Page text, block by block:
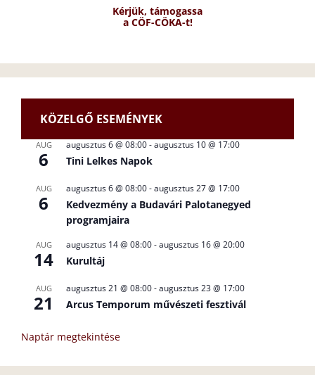
Kérjük, támogassa
a CÖF-CÖKA-t!
KÖZELGŐ ESEMÉNYEK
AUG
6
augusztus 6 @ 08:00-augusztus 10 @ 17:00
Tini Lelkes Napok
AUG
6
augusztus 6 @ 08:00-augusztus 27 @ 17:00
Kedvezmény a Budavári Palotanegyed
programjaira
AUG
14
augusztus 14 @ 08:00-augusztus 16 @ 20:00
Kurultáj
AUG
21
augusztus 21 @ 08:00-augusztus 23 @ 17:00
Arcus Temporum művészeti fesztivál
Naptár megtekintése